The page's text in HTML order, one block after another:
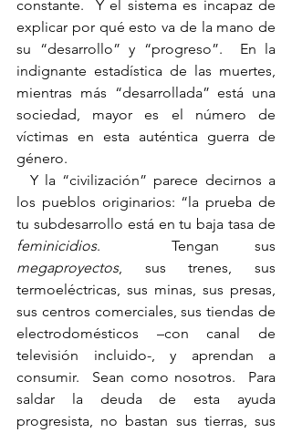
constante.  Y el sistema es incapaz de
explicar por qué esto va de la mano de
su “desarrollo” y “progreso”.  En la
indignante estadística de las muertes,
mientras más “desarrollada” está una
sociedad, mayor es el número de
víctimas en esta auténtica guerra de
género.
los pueblos originarios: “la prueba de
feminicidios
megaproyectos, sus trenes, sus
termoeléctricas, sus minas, sus presas,
sus centros comerciales, sus tiendas de
electrodomésticos –con canal de
televisión incluido-, y aprendan a
consumir.  Sean como nosotros.  Para
saldar la deuda de esta ayuda
progresista, no bastan sus tierras, sus